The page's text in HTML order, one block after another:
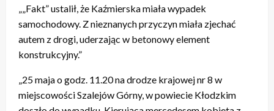
„„Fakt” ustalił, że Kaźmierska miała wypadek
samochodowy. Z nieznanych przyczyn miała zjechać
autem z drogi, uderzając w betonowy element
konstrukcyjny.”
„25 maja o godz. 11.20 na drodze krajowej nr 8 w
miejscowości Szalejów Górny, w powiecie Kłodzkim